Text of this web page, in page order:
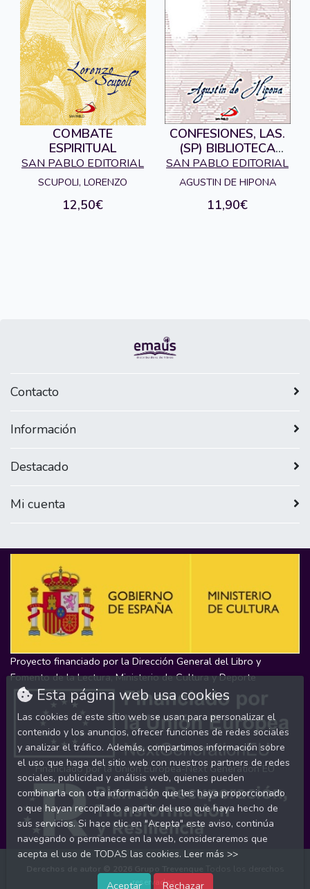
COMBATE
ESPIRITUAL
SAN PABLO EDITORIAL
SCUPOLI, LORENZO
12,50€
CONFESIONES, LAS.
(SP) BIBLIOTECA
CLASICOS
CRISTIANOS
SAN PABLO EDITORIAL
AGUSTIN DE HIPONA
11,90€
Contacto
Información
Destacado
Mi cuenta
Proyecto financiado por la Dirección General del Libro y
Fomento de la Lectura, Ministerio de Cultura y Deporte
Financiado por la Unión Europea-Next Generation EU
reservados.
Esta página web usa cookies
Las cookies de este sitio web se usan para personalizar el
contenido y los anuncios, ofrecer funciones de redes sociales
y analizar el tráfico. Además, compartimos información sobre
el uso que haga del sitio web con nuestros partners de redes
sociales, publicidad y análisis web, quienes pueden
combinarla con otra información que les haya proporcionado
o que hayan recopilado a partir del uso que haya hecho de
sus servicios. Si hace clic en "Acepta" este aviso, continúa
navegando o permanece en la web, consideraremos que
acepta el uso de TODAS las cookies. Leer más >>
Aceptar Rechazar